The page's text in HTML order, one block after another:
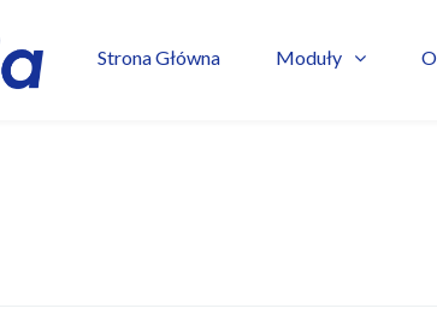
Strona Główna Moduły